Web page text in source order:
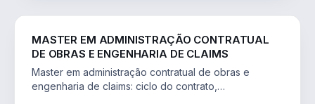
MASTER EM ADMINISTRAÇÃO CONTRATUAL
DE OBRAS E ENGENHARIA DE CLAIMS
Master em administração contratual de obras e
engenharia de claims: ciclo do contrato,